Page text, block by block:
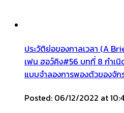
ประวัติย่อของกาลเวลา (A
เฟน ฮอว์คิง#56 บทที่ 8 กำเนิ
แบบจำลองการพองตัวของจัก
Posted: 06/12/2022 at